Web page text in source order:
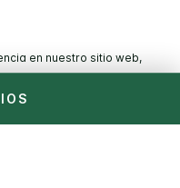
en nuestro sitio web,
partes del contenido.
La mayoría de